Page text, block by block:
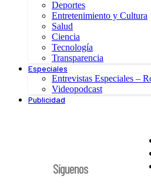
Deportes
Entretenimiento y Cultura
Salud
Ciencia
Tecnología
Transparencia
Especiales
Entrevistas Especiales –
Videopodcast
Publicidad
Síguenos